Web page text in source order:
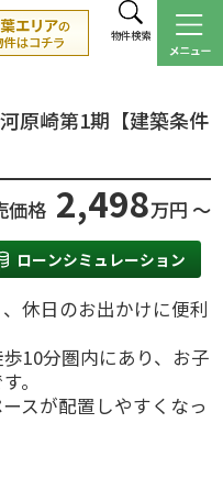
物件検索
原崎第1期【建築条件
価格 2,498万円 ～
ローンシミュレーション
休日のお出かけに便利
10分圏内にあり、お子
。
スが配置しやすくなっ